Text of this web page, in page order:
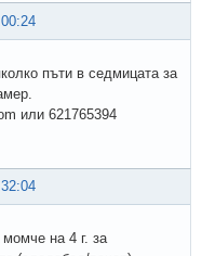
пъти в седмицата за
или 621765394
на 4 г. за